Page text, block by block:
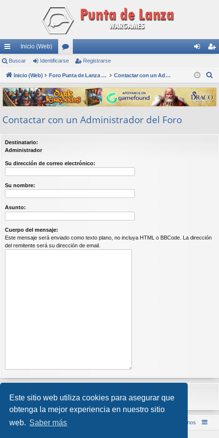
Este sitio web utiliza cookies para asegurar que
obtenga la mejor experiencia en nuestro sitio
web. Saber más
nl
ac
es
rá
pi
do
s
Inicio (Web)
or
os nti
fic
ar
ist
ra
rs
Buscar Identificarse Registrarse
Inicio (Web) Foro Punta de Lanza Wargames Contactar con un Administrador del Foro
s
c
Contactar con un Administrador del Foro
Destinatario:
Administrador
Su dirección de correo electrónico:
Su nombre:
Asunto:
Cuerpo del mensaje:
Este mensaje será enviado como texto plano, no incluya HTML o BBCode. La dirección
del remitente será su dirección de email.
Inicio (Web) Foro Punta de Lanza Wargames Contáctenos